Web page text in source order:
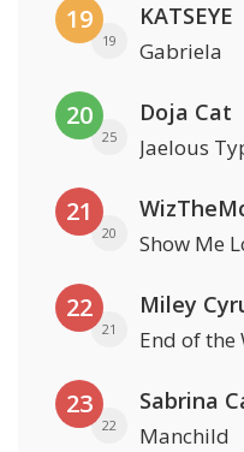
19
19
KATSEYE
Gabriela
20
25
Doja Cat
Jaelous
21
20 Show Me
22
21
Miley
End of the
23
22
Sabrina
Manchild